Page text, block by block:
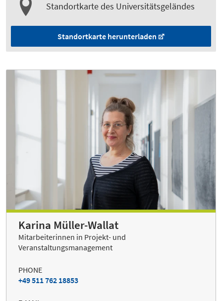
Standortkarte des Universitätsgeländes
Standortkarte herunterladen
Karina Müller-Wallat
Mitarbeiterinnen in Projekt- und
Veranstaltungsmanagement
PHONE
+49 511 762 18853